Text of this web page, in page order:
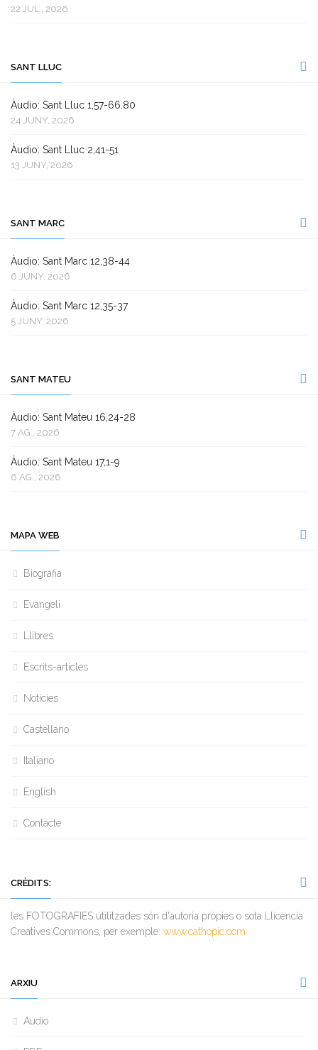
22 JUL., 2026
SANT LLUC
Àudio: Sant Lluc 1,57-66.80
24 JUNY, 2026
Àudio: Sant Lluc 2,41-51
13 JUNY, 2026
SANT MARC
Àudio: Sant Marc 12,38-44
6 JUNY, 2026
Àudio: Sant Marc 12,35-37
5 JUNY, 2026
SANT MATEU
Àudio: Sant Mateu 16,24-28
7 AG., 2026
Àudio: Sant Mateu 17,1-9
6 AG., 2026
MAPA WEB
Biografia
Evangeli
Llibres
Escrits-articles
Notícies
Castellano
Italiano
English
Contacte
CRÈDITS:
les FOTOGRAFIES utilitzades són d'autoria pròpies o sota Llicència
Creatives Commons, per exemple: www.cathopic.com
ARXIU
Audio